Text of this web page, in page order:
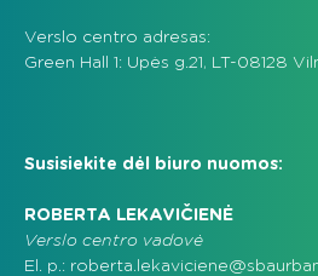
Verslo centro adresas:
Green Hall 1: Upės g.21, LT-08128
Susisiekite dėl biuro nuomos:
ROBERTA LEKAVIČIENĖ
Verslo centro vadovė
El. p.: